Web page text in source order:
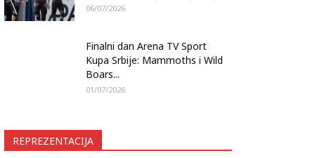
06/07/2026
Finalni dan Arena TV Sport
Kupa Srbije: Mammoths i Wild
Boars...
01/07/2026
REPREZENTACIJA